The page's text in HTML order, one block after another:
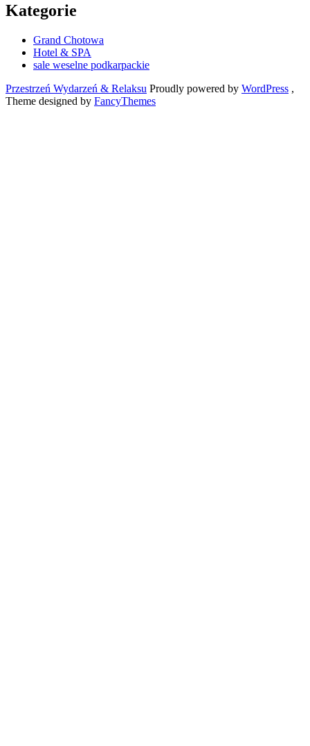
Kategorie
Grand Chotowa
Hotel & SPA
sale weselne podkarpackie
Przestrzeń Wydarzeń & Relaksu Proudly powered by WordPress ,
Theme designed by FancyThemes